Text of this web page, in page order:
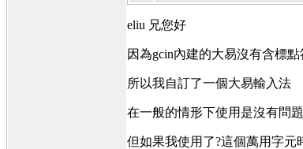
eliu 兄您好
因為gcin內建的大易沒有含標
所以我自訂了一個大易輸入法
在一般的情形下使用是沒有問
但如果我使用了?這個萬用字元